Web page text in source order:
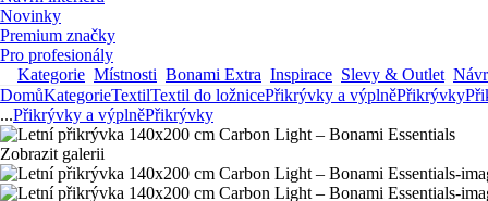
Novinky
Premium značky
Pro profesionály
Kategorie Místnosti Bonami Extra Inspirace Slevy & Outlet
DomůKategorieTextilTextil do ložnicePřikrývky a výplněPřikrývky
...Přikrývky a výplněPřikrývky
Zobrazit galerii